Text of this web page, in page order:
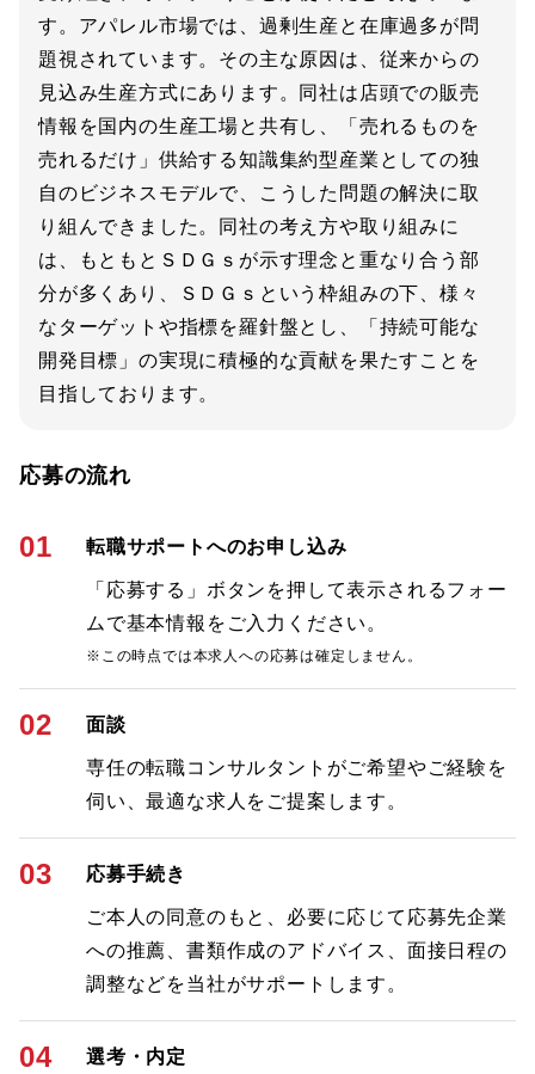
す。アパレル市場では、過剰生産と在庫過多が問
題視されています。その主な原因は、従来からの
見込み生産方式にあります。同社は店頭での販売
情報を国内の生産工場と共有し、「売れるものを
売れるだけ」供給する知識集約型産業としての独
自のビジネスモデルで、こうした問題の解決に取
り組んできました。同社の考え方や取り組みに
は、もともとＳＤＧｓが示す理念と重なり合う部
分が多くあり、ＳＤＧｓという枠組みの下、様々
なターゲットや指標を羅針盤とし、「持続可能な
開発目標」の実現に積極的な貢献を果たすことを
目指しております。
応募の流れ
01 転職サポートへのお申し込み
「応募する」ボタンを押して表示されるフォー
ムで基本情報をご入力ください。
※この時点では本求人への応募は確定しません。
02 面談
専任の転職コンサルタントがご希望やご経験を
伺い、最適な求人をご提案します。
03 応募手続き
ご本人の同意のもと、必要に応じて応募先企業
への推薦、書類作成のアドバイス、面接日程の
調整などを当社がサポートします。
04 選考・内定